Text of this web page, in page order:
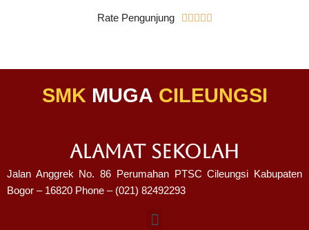
Rate Pengunjung     
SMK MUGA CILEUNGSI
ALAMAT SEKOLAH
Jalan Anggrek No. 86 Perumahan PTSC Cileungsi Kabupaten
Bogor – 16820 Phone – (021) 82492293